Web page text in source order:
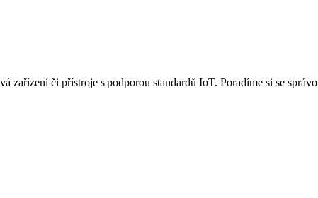
či přístroje s podporou standardů IoT. Poradíme si se